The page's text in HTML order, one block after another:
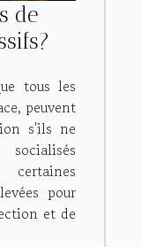
de
tous les
peuvent
s'ils ne
certaines
pour
et de